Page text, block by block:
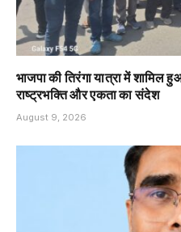
भाजपा की तिरंगा यात्रा में शामिल
राष्ट्रभक्ति और एकता का संदेश
August 9, 2026